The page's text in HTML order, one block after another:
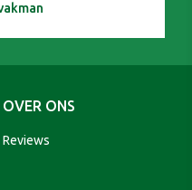
OVER ONS
Reviews